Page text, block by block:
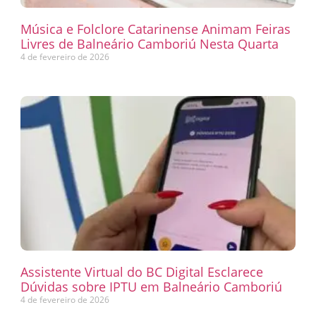
Música e Folclore Catarinense Animam Feiras
Livres de Balneário Camboriú Nesta Quarta
4 de fevereiro de 2026
Assistente Virtual do BC Digital Esclarece
Dúvidas sobre IPTU em Balneário Camboriú
4 de fevereiro de 2026